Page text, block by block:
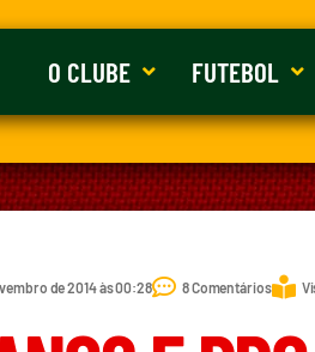
O CLUBE FUTEBOL
de 2014 às 00:28 8 Comentários